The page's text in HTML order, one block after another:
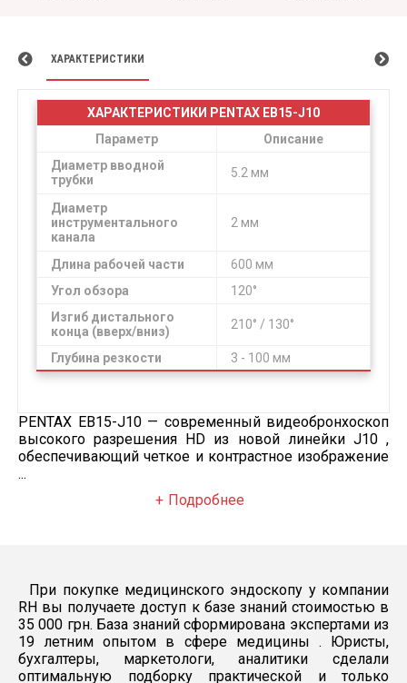
ХАРАКТЕРИСТИКИ
ХАРАКТЕРИСТИКИ PENTAX EB15-J10
Параметр
Описание
Диаметр вводной
трубки
5.2 мм
Диаметр
инструментального
канала
2 мм
Длина рабочей части
600 мм
Угол обзора
120°
Изгиб дистального
конца (вверх/вниз)
210° / 130°
Глубина резкости 3 - 100 мм
PENTAX EB15-J10 — современный видеобронхоскоп
высокого разрешения HD из новой линейки J10 ,
обеспечивающий четкое и контрастное изображение
...
Подробнее
При покупке медицинского эндоскопу у компании
RH вы получаете доступ к базе знаний стоимостью в
35 000 грн. База знаний сформирована экспертами из
19 летним опытом в сфере медицины . Юристы,
бухгалтеры, маркетологи, аналитики сделали
оптимальную подборку практической и только